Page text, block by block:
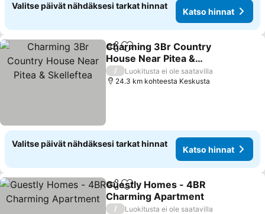
Valitse päivät nähdäksesi tarkat hinnat
Katso hinnat
Jaa Lisää suosikkeihin
Charming 3Br Country
House Near Pitea &
Skelleftea
/
Luokitusta ei ole saatavilla
24.3 km kohteesta Keskusta
Valitse päivät nähdäksesi tarkat hinnat
Katso hinnat
Jaa Lisää suosikkeihin
Guestly Homes - 4BR
Charming Apartment
/
Luokitusta ei ole saatavilla